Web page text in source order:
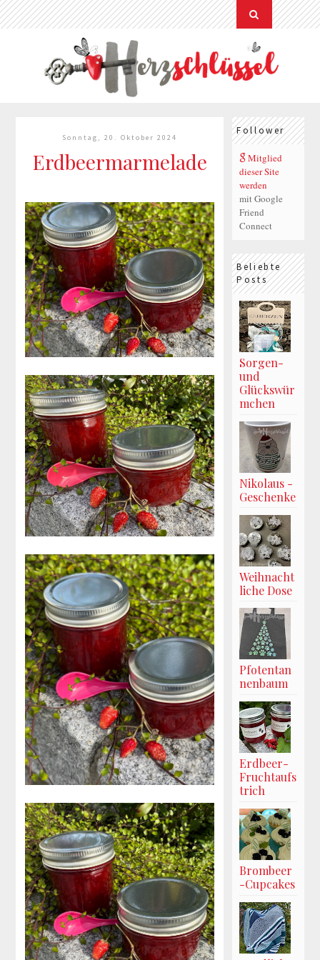
Sonntag, 20. Oktober 2024
Erdbeermarmelade
Follower
Mitglied
dieser Site
werden
mit Google
Friend
Connect
Beliebte
Posts
Sorgen-
und
Glückswür
mchen
Nikolaus -
Geschenke
Weihnacht
liche Dose
Pfotentan
nenbaum
Erdbeer-
Fruchtaufs
trich
Brombeer
-Cupcakes